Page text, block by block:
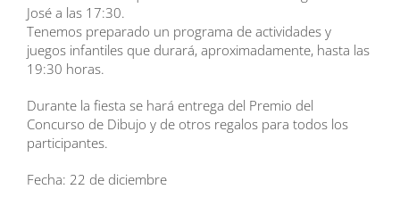
José a las 17:30.
Tenemos preparado un programa de actividades y
juegos infantiles que durará, aproximadamente, hasta las
19:30 horas.
Durante la fiesta se hará entrega del Premio del
Concurso de Dibujo y de otros regalos para todos los
participantes.
Fecha: 22 de diciembre